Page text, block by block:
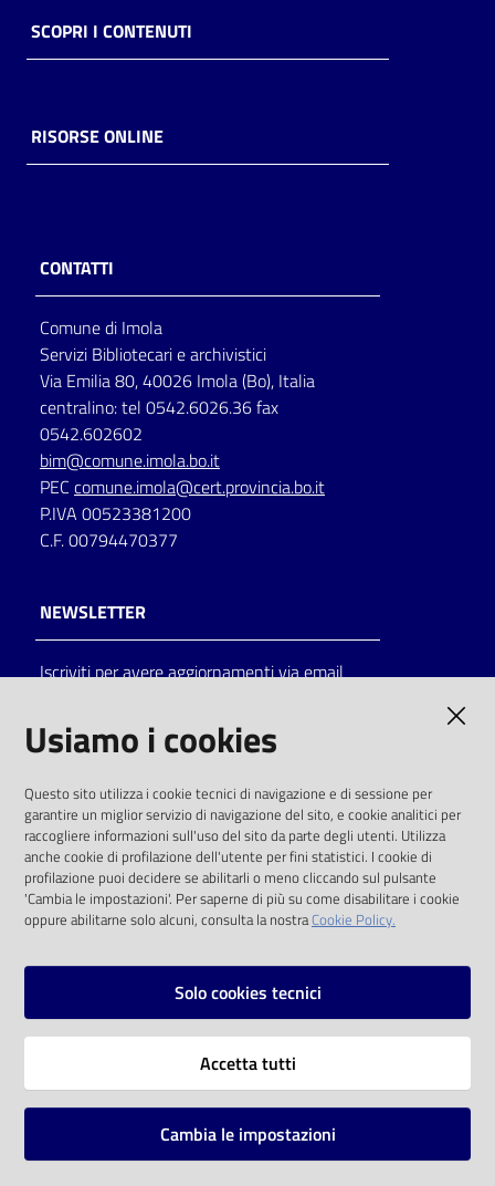
SCOPRI I CONTENUTI
RISORSE ONLINE
CONTATTI
Comune di Imola
Servizi Bibliotecari e archivistici
Via Emilia 80, 40026 Imola (Bo), Italia
centralino: tel 0542.6026.36 fax
0542.602602
bim@comune.imola.bo.it
PEC comune.imola@cert.provincia.bo.it
P.IVA 00523381200
C.F. 00794470377
NEWSLETTER
Iscriviti per avere aggiornamenti via email
solo alle condizioni previste dalla direttiva
comunitaria 2003/98/CE e dal d.lgs. 36/2006
SOCIAL
Instagram
Vai alla pagina
Mappa del sito
Usiamo i cookies
Questo sito utilizza i cookie tecnici di navigazione e di sessione per
garantire un miglior servizio di navigazione del sito, e cookie analitici per
raccogliere informazioni sull'uso del sito da parte degli utenti. Utilizza
anche cookie di profilazione dell'utente per fini statistici. I cookie di
profilazione puoi decidere se abilitarli o meno cliccando sul pulsante
'Cambia le impostazioni'. Per saperne di più su come disabilitare i cookie
oppure abilitarne solo alcuni, consulta la nostraCookie Policy.
Solo cookies tecnici
Accetta tutti
Cambia le impostazioni